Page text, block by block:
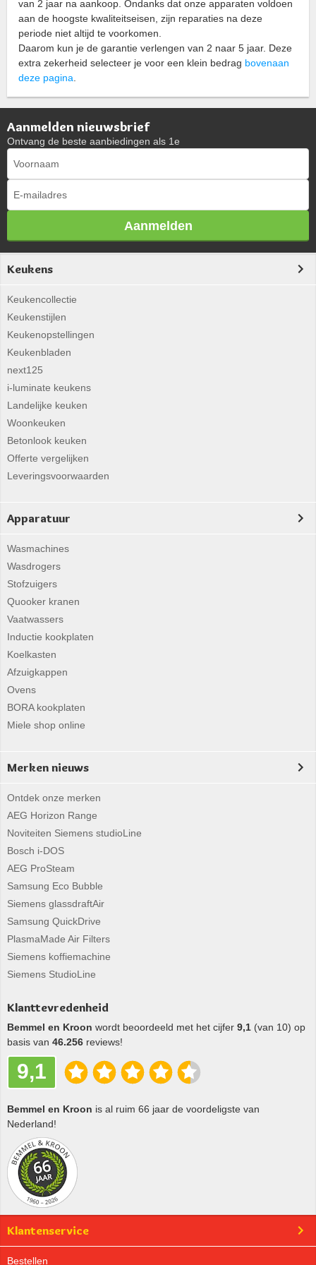
van 2 jaar na aankoop. Ondanks dat onze apparaten voldoen
aan de hoogste kwaliteitseisen, zijn reparaties na deze
periode niet altijd te voorkomen.
Daarom kun je de garantie verlengen van 2 naar 5 jaar. Deze
extra zekerheid selecteer je voor een klein bedrag bovenaan
deze pagina
Aanmelden nieuwsbrief
Ontvang de beste aanbiedingen als 1e
Aanmelden
Keukens
Keukencollectie
Keukenstijlen
Keukenopstellingen
Keukenbladen
next125
i-luminate keukens
Landelijke keuken
Woonkeuken
Betonlook keuken
Offerte vergelijken
Leveringsvoorwaarden
Apparatuur
Wasmachines
Wasdrogers
Stofzuigers
Quooker kranen
Vaatwassers
Inductie kookplaten
Koelkasten
Afzuigkappen
Ovens
BORA kookplaten
Miele shop online
Merken nieuws
Ontdek onze merken
AEG Horizon Range
Noviteiten Siemens studioLine
Bosch i-DOS
AEG ProSteam
Samsung Eco Bubble
Siemens glassdraftAir
Samsung QuickDrive
PlasmaMade Air Filters
Siemens koffiemachine
Siemens StudioLine
Klanttevredenheid
Bemmel en Kroon wordt beoordeeld met het cijfer 9,1 (van 10) op
basis van 46.256 reviews!
9,1
Bemmel en Kroon is al ruim 66 jaar de voordeligste van
Nederland!
Klantenservice
Bestellen